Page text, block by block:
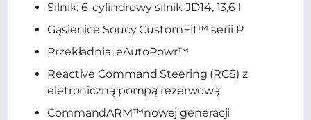
Silnik: 6-cylindrowy silnik JD14, 13,6 l
Gąsienice Soucy CustomFit™ serii P
Przekładnia: eAutoPowr™
Reactive Command Steering (RCS) z
eletroniczną pompą rezerwową
CommandARM™nowej generacji